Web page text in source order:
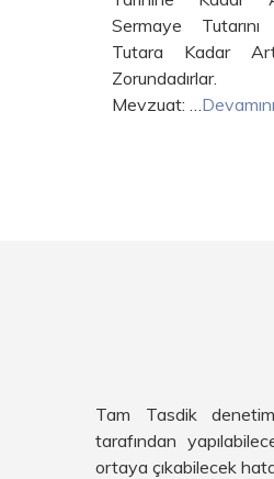
Vergi Kanunlarında
Değişiklikler
Devamını Oku
Tam Tasdik
tarafından
ortaya çıkabilecek